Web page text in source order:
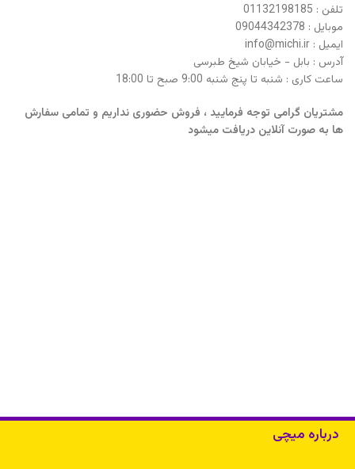
تلفن : 01132198185
موبایل : 09044342378
ایمیل : info@michi.ir
آدرس : بابل - خیابان شیخ طبرسی
ساعت کاری : شنبه تا پنج شنبه 9:00 صبح تا 18:00
مشتریان گرامی توجه فرمایید ، فروش حضوری نداریم و تمامی سفارش
ها به صورت آنلاین دریافت میشود
درباره میچی